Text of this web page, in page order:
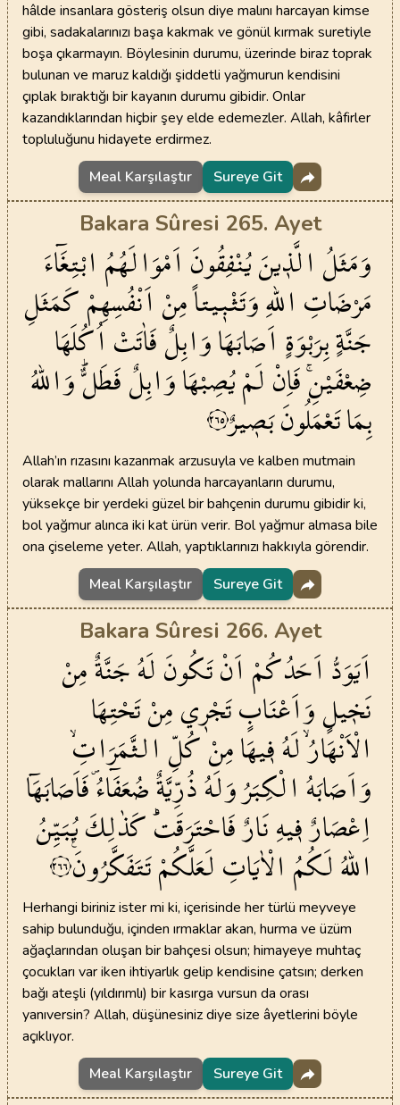
hâlde insanlara gösteriş olsun diye malını harcayan kimse
gibi, sadakalarınızı başa kakmak ve gönül kırmak suretiyle
boşa çıkarmayın. Böylesinin durumu, üzerinde biraz toprak
bulunan ve maruz kaldığı şiddetli yağmurun kendisini
çıplak bıraktığı bir kayanın durumu gibidir. Onlar
kazandıklarından hiçbir şey elde edemezler. Allah, kâfirler
topluluğunu hidayete erdirmez.
Meal Karşılaştır
Sureye Git
Bakara Sûresi 265. Ayet
وَمَثَلُ الَّذ۪ينَيُنْفِقُونَ اَمْوَالَهُمُ ابْتِغَٓاءَ
مَرْضَاتِ اللّٰهِوَتَثْب۪يتاًمِنْ اَنْفُسِهِمْكَمَثَلِ
جَنَّةٍبِرَبْوَةٍ اَصَابَهَاوَابِلٌفَاٰتَتْاُكُلَهَا
ضِعْفَيْنِۚفَاِنْلَمْيُصِبْهَاوَابِلٌفَطَلٌّۜوَاللّٰهُ
بِمَاتَعْمَلُونَبَص۪يرٌ٢٦٥
Allah’ın rızasını kazanmak arzusuyla ve kalben mutmain
olarak mallarını Allah yolunda harcayanların durumu,
yüksekçe bir yerdeki güzel bir bahçenin durumu gibidir ki,
bol yağmur alınca iki kat ürün verir. Bol yağmur almasa bile
ona çiseleme yeter. Allah, yaptıklarınızı hakkıyla görendir.
Meal Karşılaştır
Sureye Git
Bakara Sûresi 266. Ayet
اَيَوَدُّ اَحَدُكُمْ اَنْتَكُونَلَهُجَنَّةٌمِنْ
نَخ۪يلٍوَاَعْنَابٍتَجْر۪يمِنْتَحْتِهَا
الْاَنْهَارُۙلَهُف۪يهَامِنْكُلِّ الثَّمَرَاتِۙ
وَاَصَابَهُالْكِبَرُوَلَهُذُرِّيَّةٌضُعَفَٓاءُۖفَاَصَابَهَٓا
اِعْصَارٌف۪يهِنَارٌفَاحْتَرَقَتْۜكَذٰلِكَيُبَيِّنُ
اللّٰهُلَكُمُ الْاٰيَاتِلَعَلَّكُمْتَتَفَكَّرُونَ۟٢٦٦
Herhangi biriniz ister mi ki, içerisinde her türlü meyveye
sahip bulunduğu, içinden ırmaklar akan, hurma ve üzüm
ağaçlarından oluşan bir bahçesi olsun; himayeye muhtaç
çocukları var iken ihtiyarlık gelip kendisine çatsın; derken
bağı ateşli (yıldırımlı) bir kasırga vursun da orası
yanıversin? Allah, düşünesiniz diye size âyetlerini böyle
açıklıyor.
Meal Karşılaştır
Sureye Git